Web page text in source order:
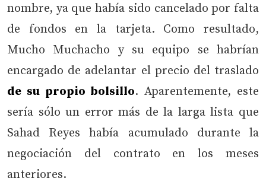
nombre, ya que había sido cancelado por falta
de fondos en la tarjeta. Como resultado,
Mucho Muchacho y su equipo se habrían
encargado de adelantar el precio del traslado
de su propio bolsillo. Aparentemente, este
sería sólo un error más de la larga lista que
Sahad Reyes había acumulado durante la
negociación del contrato en los meses
anteriores.